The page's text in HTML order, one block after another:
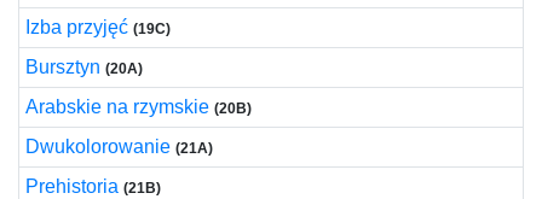
Izba przyjęć (19C)
Bursztyn (20A)
Arabskie na rzymskie (20B)
Dwukolorowanie (21A)
Prehistoria (21B)